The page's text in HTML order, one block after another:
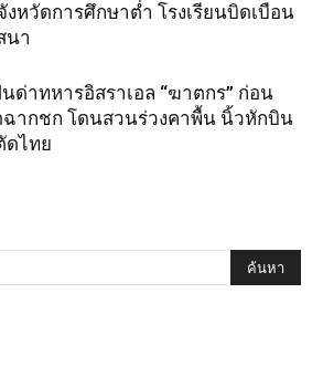
งหวัดการศึกษาต่ำ โรงเรียนบิดเบือน
นา
นด่าทหารอิสราเอล “ฆาตกร” ก่อน
ฉากชก โดนสวนร่วงคาพื้น นิ้วหักบิน
ดไทย